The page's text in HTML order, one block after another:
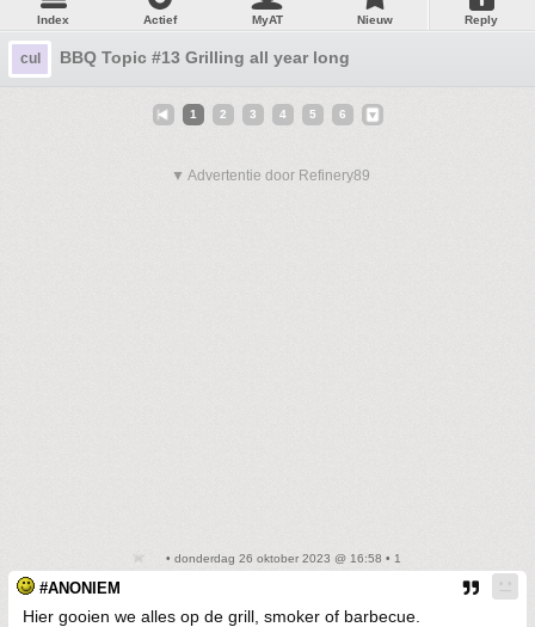
Index Actief MyAT Nieuw Reply
cul BBQ Topic #13 Grilling all year long
1 2 3 4 5 6
▼ Advertentie door Refinery89
• donderdag 26 oktober 2023 @ 16:58 • 1
#ANONIEM
Hier gooien we alles op de grill, smoker of barbecue.